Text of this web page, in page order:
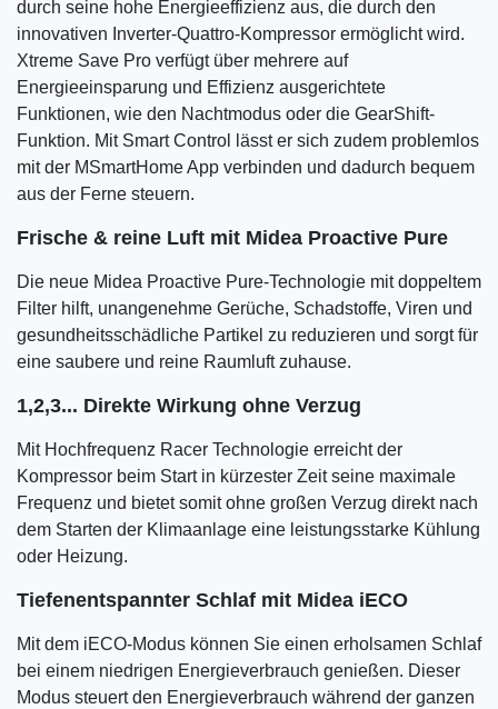
durch seine hohe Energieeffizienz aus, die durch den
innovativen Inverter-Quattro-Kompressor ermöglicht wird.
Xtreme Save Pro verfügt über mehrere auf
Energieeinsparung und Effizienz ausgerichtete
Funktionen, wie den Nachtmodus oder die GearShift-
Funktion. Mit Smart Control lässt er sich zudem problemlos
mit der MSmartHome App verbinden und dadurch bequem
aus der Ferne steuern.
Frische & reine Luft mit Midea Proactive Pure
Die neue Midea Proactive Pure-Technologie mit doppeltem
Filter hilft, unangenehme Gerüche, Schadstoffe, Viren und
gesundheitsschädliche Partikel zu reduzieren und sorgt für
eine saubere und reine Raumluft zuhause.
1,2,3... Direkte Wirkung ohne Verzug
Mit Hochfrequenz Racer Technologie erreicht der
Kompressor beim Start in kürzester Zeit seine maximale
Frequenz und bietet somit ohne großen Verzug direkt nach
dem Starten der Klimaanlage eine leistungsstarke Kühlung
oder Heizung.
Tiefenentspannter Schlaf mit Midea iECO
Mit dem iECO-Modus können Sie einen erholsamen Schlaf
bei einem niedrigen Energieverbrauch genießen. Dieser
Modus steuert den Energieverbrauch während der ganzen